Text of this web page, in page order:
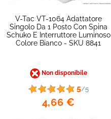
V-Tac VT-1064 Adattatore
Singolo Da 1 Posto Con Spina
Schuko E Interruttore Luminoso
Colore Bianco - SKU 8841
Non disponibile
5/5
4,66 €